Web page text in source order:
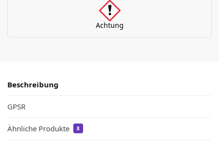
Achtung
Beschreibung
GPSR
Ähnliche Produkte 8